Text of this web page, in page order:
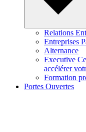
Relations
Entreprises
Alternance
Executive
accélérer
Formation
Portes Ouvertes